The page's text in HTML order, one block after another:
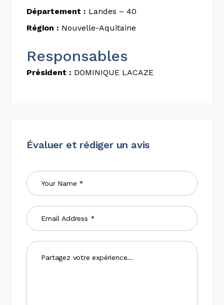
Département : Landes – 40
Région : Nouvelle-Aquitaine
Responsables
Président : DOMINIQUE LACAZE
Évaluer et rédiger un avis